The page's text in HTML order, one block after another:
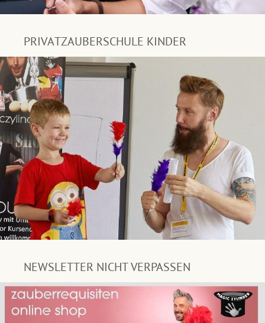
PRIVATZAUBERSCHULE KINDER
NEWSLETTER NICHT VERPASSEN